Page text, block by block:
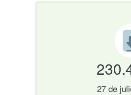
27 de